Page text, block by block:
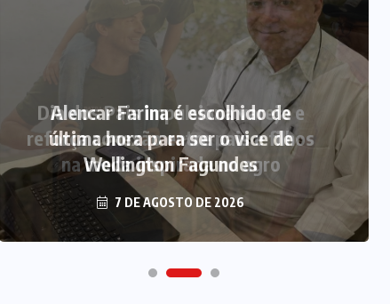
Alencar Farina é escolhido de
última hora para ser o vice de
Wellington Fagundes
7 DE AGOSTO DE 2026